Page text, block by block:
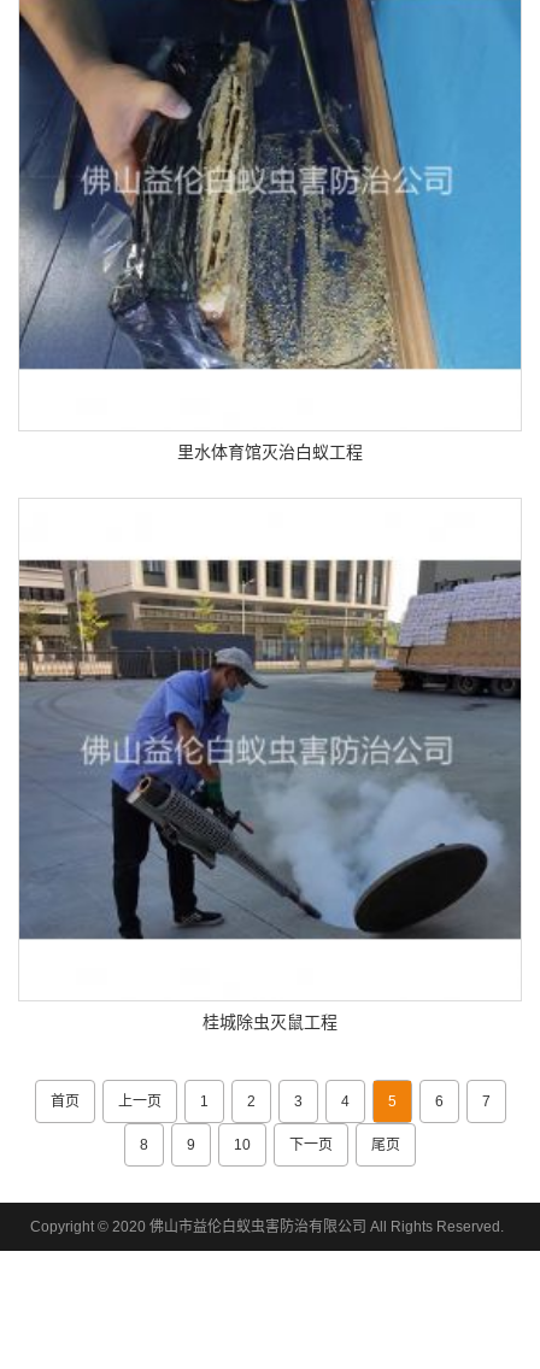
里水体育馆灭治白蚁工程
桂城除虫灭鼠工程
首页 上一页 1 2 3 4 5 6 7
8 9 10 下一页 尾页
Copyright © 2020 佛山市益伦白蚁虫害防治有限公司 All Rights Reserved.